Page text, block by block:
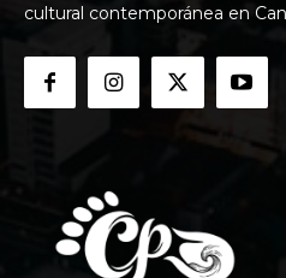
cultural contemporánea en